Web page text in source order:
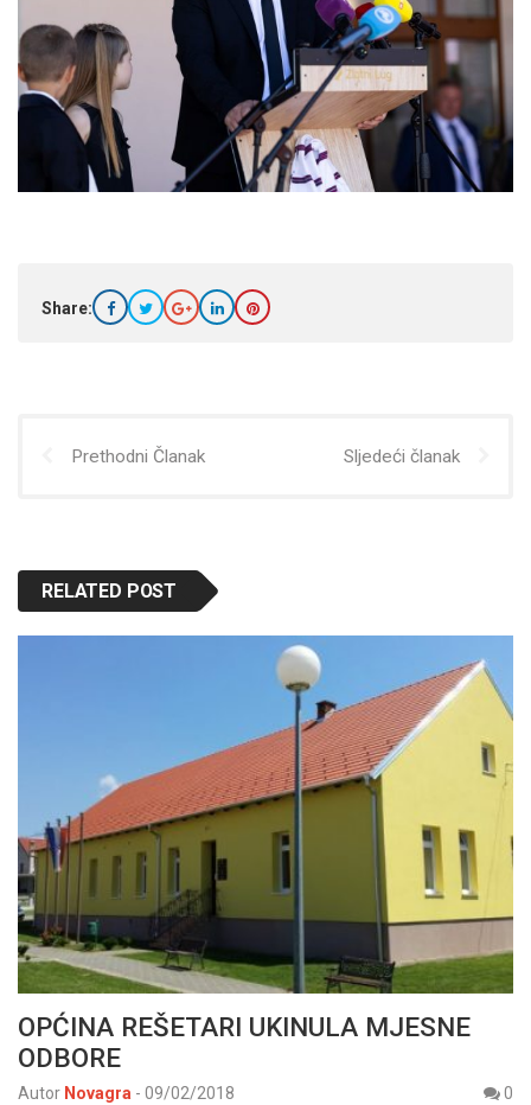
Share:
Prethodni Članak Sljedeći članak
RELATED POST
OPĆINA REŠETARI UKINULA MJESNE
ODBORE
Autor Novagra - 09/02/2018
0